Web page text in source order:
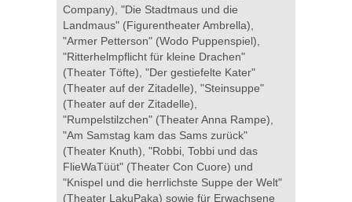
Company), "Die Stadtmaus und die
Landmaus" (Figurentheater Ambrella),
"Armer Petterson" (Wodo Puppenspiel),
"Ritterhelmpflicht für kleine Drachen"
(Theater Töfte), "Der gestiefelte Kater"
(Theater auf der Zitadelle), "Steinsuppe"
(Theater auf der Zitadelle),
"Rumpelstilzchen" (Theater Anna Rampe),
"Am Samstag kam das Sams zurück"
(Theater Knuth), "Robbi, Tobbi und das
FlieWaTüüt" (Theater Con Cuore) und
"Knispel und die herrlichste Suppe der Welt"
(Theater LakuPaka) sowie für Erwachsene